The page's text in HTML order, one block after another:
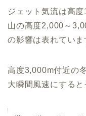
ジェット気流は高
山の高度2,000～
の影響は表れていま
高度3,000m付近の
大瞬間風速にすると